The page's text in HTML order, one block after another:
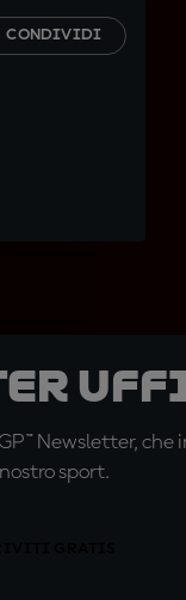
CONDIVIDI
Newsletter,
sport.